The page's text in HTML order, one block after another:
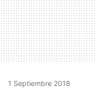
1 Septiembre 2018